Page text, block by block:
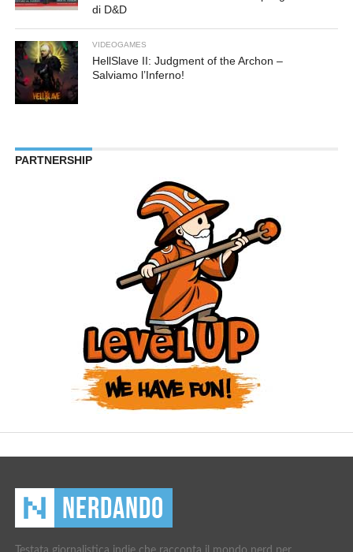
di D&D
VIDEOGAMES
HellSlave II: Judgment of the Archon –
Salviamo l’Inferno!
PARTNERSHIP